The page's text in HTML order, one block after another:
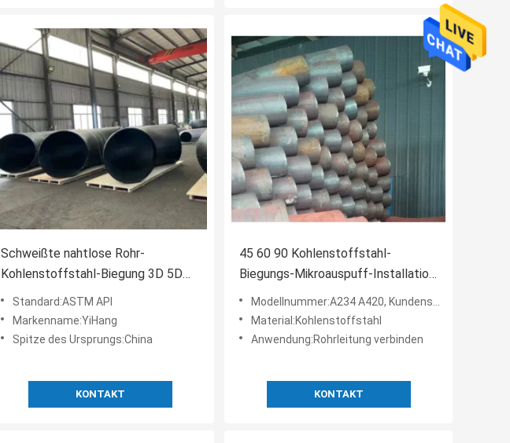
Schweißte nahtlose Rohr-
Kohlenstoffstahl-Biegung 3D 5D
des Öl-SCH40 Fitting 1/2-48inch
Standard:ASTM API
Markenname:YiHang
Spitze des Ursprungs:China
KONTAKT
45 60 90 Kohlenstoffstahl-
Biegungs-Mikroauspuff-Installation
des Grad-A234 A420 3D 5D
Modellnummer:A234 A420, Kundenspezifisch
Material:Kohlenstoffstahl
Anwendung:Rohrleitung verbinden
KONTAKT